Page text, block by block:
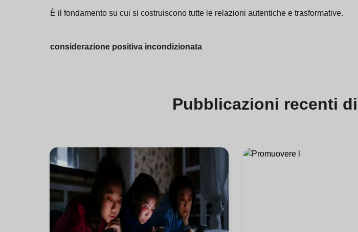
È il fondamento su cui si costruiscono tutte le relazioni autentiche e trasformative.
considerazione positiva incondizionata
Pubblicazioni recenti di